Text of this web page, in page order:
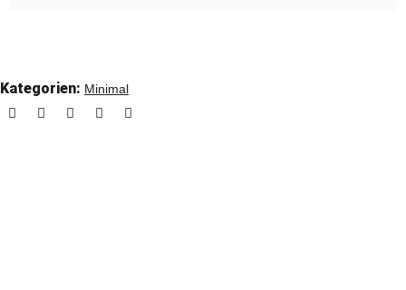
Kategorien: Minimal